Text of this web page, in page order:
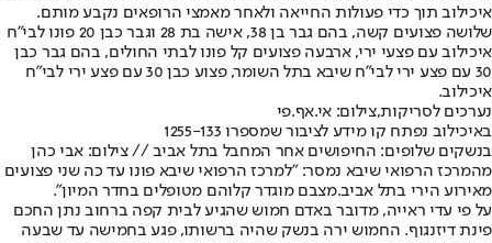
איכילוב תוך כדי פעולות החייאה ולאחר מאמצי הרופאים נקבע מותם.
שלושה פצועים קשה, בהם גבר בן 38, אישה בת 28 וגבר כבן 20 פונו לבי"ח
איכילוב עם פצעי ירי, ארבעה פצועים קל פונו לבתי החולים, בהם גבר כבן
30 עם פצע ירי לבי"ח שיבא בתל השומר, פצוע כבן 30 עם פצע ירי לבי"ח
איכילוב.
נערכים לסריקות,צילום: אי.אף.פי
באיכילוב נפתח קו מידע לציבור שמספרו ‭1255-133
בנשקים שלופים: החיפושים אחר המחבל בתל אביב // צילום: אבי כהן
מהמרכז הרפואי שיבא נמסר: "למרכז הרפואי שיבא פונו עד כה שני פצועים
מאירוע הירי בתל אביב.מצבם מוגדר קלוהם מטופלים בחדר המיון".
על פי עדי ראייה, מדובר באדם חמוש שהגיע לבית קפה ברחוב נתן החכם
פינת דיזנגוף. החמוש ירה בנשק שהיה ברשותו, פגע בחמישה עד שבעה